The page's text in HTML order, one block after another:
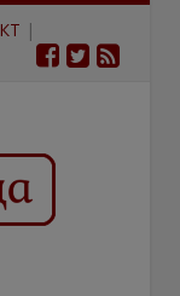
|